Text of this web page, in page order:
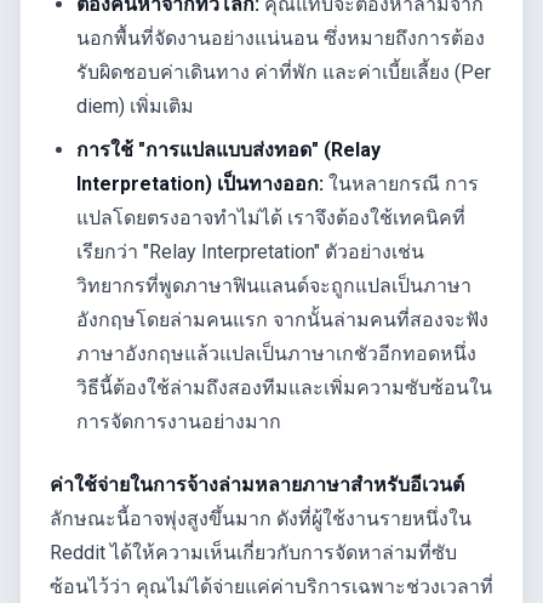
นอกพื้นที่จัดงานอย่างแน่นอน ซึ่งหมายถึงการต้อง
รับผิดชอบค่าเดินทาง ค่าที่พัก และค่าเบี้ยเลี้ยง (Per
diem) เพิ่มเติม
การใช้ "การแปลแบบส่งทอด" (Relay
Interpretation) เป็นทางออก: ในหลายกรณี การ
แปลโดยตรงอาจทำไม่ได้ เราจึงต้องใช้เทคนิคที่
เรียกว่า "Relay Interpretation" ตัวอย่างเช่น
วิทยากรที่พูดภาษาฟินแลนด์จะถูกแปลเป็นภาษา
อังกฤษโดยล่ามคนแรก จากนั้นล่ามคนที่สองจะฟัง
ภาษาอังกฤษแล้วแปลเป็นภาษาเกชัวอีกทอดหนึ่ง
วิธีนี้ต้องใช้ล่ามถึงสองทีมและเพิ่มความซับซ้อนใน
การจัดการงานอย่างมาก
ค่าใช้จ่ายในการจ้างล่ามหลายภาษาสำหรับอีเวนต์
ลักษณะนี้อาจพุ่งสูงขึ้นมาก ดังที่ผู้ใช้งานรายหนึ่งใน
Reddit ได้ให้ความเห็นเกี่ยวกับการจัดหาล่ามที่ซับ
ซ้อนไว้ว่า คุณไม่ได้จ่ายแค่ค่าบริการเฉพาะช่วงเวลาที่